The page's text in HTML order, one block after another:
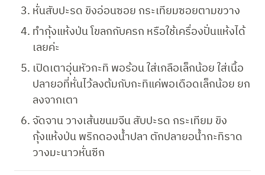
หั่นสับปะรด ขิงอ่อนซอย กระเทียมซอยตามขวาง
ทำกุ้งแห้งป่น โขลกกับครก หรือใช้เครื่องปั่นแห้งได้
เลยค่ะ
เปิดเตาอุ่นหัวกะทิ พอร้อน ใส่เกลือเล็กน้อย ใส่เนื้อ
ปลายอที่หั่นไว้ลงต้มกับกะทิแค่พอเดือดเล็กน้อย ยก
ลงจากเตา
จัดจาน วางเส้นขนมจีน สับปะรด กระเทียม ขิง
กุ้งแห้งป่น พริกดองน้ำปลา ตักปลายอน้ำกะทิราด
วางมะนาวหั่นซีก